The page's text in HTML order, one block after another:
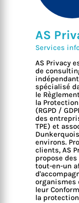
AS
Services
AS Privacy
de
spécialisé
le
la
(RGPD /
des
TPE) et
environs.
clients, AS
propose
tout-en-un
organismes
leur
la